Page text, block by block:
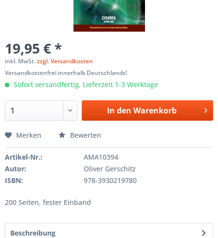
19,95 € *
inkl. MwSt.zzgl. Versandkosten
Versandkostenfrei innerhalb Deutschlands!
Sofort versandfertig, Lieferzeit 1-3 Werktage
In den Warenkorb
Merken Bewerten
Artikel-Nr.:
AMA10394
Autor:
Oliver Gerschitz
ISBN:
978-3930219780
200 Seiten, fester Einband
Beschreibung